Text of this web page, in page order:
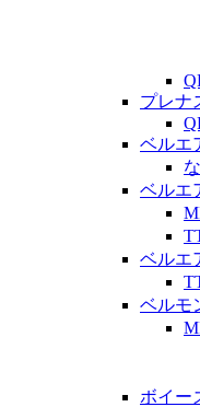
プレナ
ベルエ
ベルエ
ベルエ
ベルモ
ボイー